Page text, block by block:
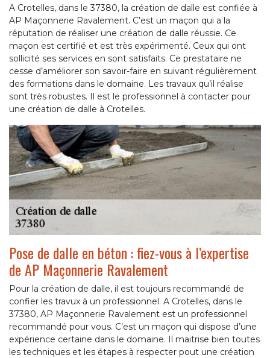
A Crotelles, dans le 37380, la création de dalle est confiée à
AP Maçonnerie Ravalement. C’est un maçon qui a la
réputation de réaliser une création de dalle réussie. Ce
maçon est certifié et est très expérimenté. Ceux qui ont
sollicité ses services en sont satisfaits. Ce prestataire ne
cesse d’améliorer son savoir-faire en suivant régulièrement
des formations dans le domaine. Les travaux qu’il réalise
sont très robustes. Il est le professionnel à contacter pour
une création de dalle à Crotelles.
Pose de dalle en béton : fiez-vous à l’expertise
de AP Maçonnerie Ravalement
Pour la création de dalle, il est toujours recommandé de
confier les travux à un professionnel. A Crotelles, dans le
37380, AP Maçonnerie Ravalement est un professionnel
recommandé pour vous. C’est un maçon qui dispose d’une
expérience certaine dans le domaine. Il maitrise bien toutes
les techniques et les étapes à respecter pout une création